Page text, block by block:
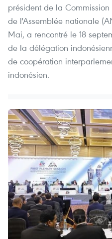
président de la
de l'Assemblée nationale
Mai, a rencontré le 18
de la délégation
de coopération
indonésien.